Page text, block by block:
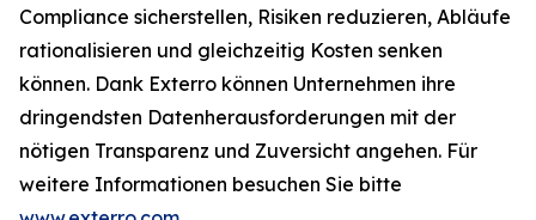
Compliance sicherstellen, Risiken reduzieren, Abläufe
rationalisieren und gleichzeitig Kosten senken
können. Dank Exterro können Unternehmen ihre
dringendsten Datenherausforderungen mit der
nötigen Transparenz und Zuversicht angehen. Für
weitere Informationen besuchen Sie bitte